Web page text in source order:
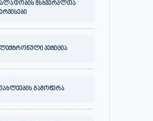
მსხვერპლთა
პეტიცია
გამოწერა